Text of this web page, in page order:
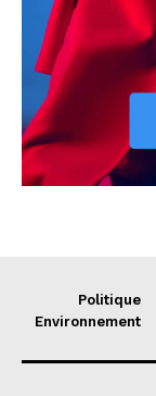
Politique
Environnement